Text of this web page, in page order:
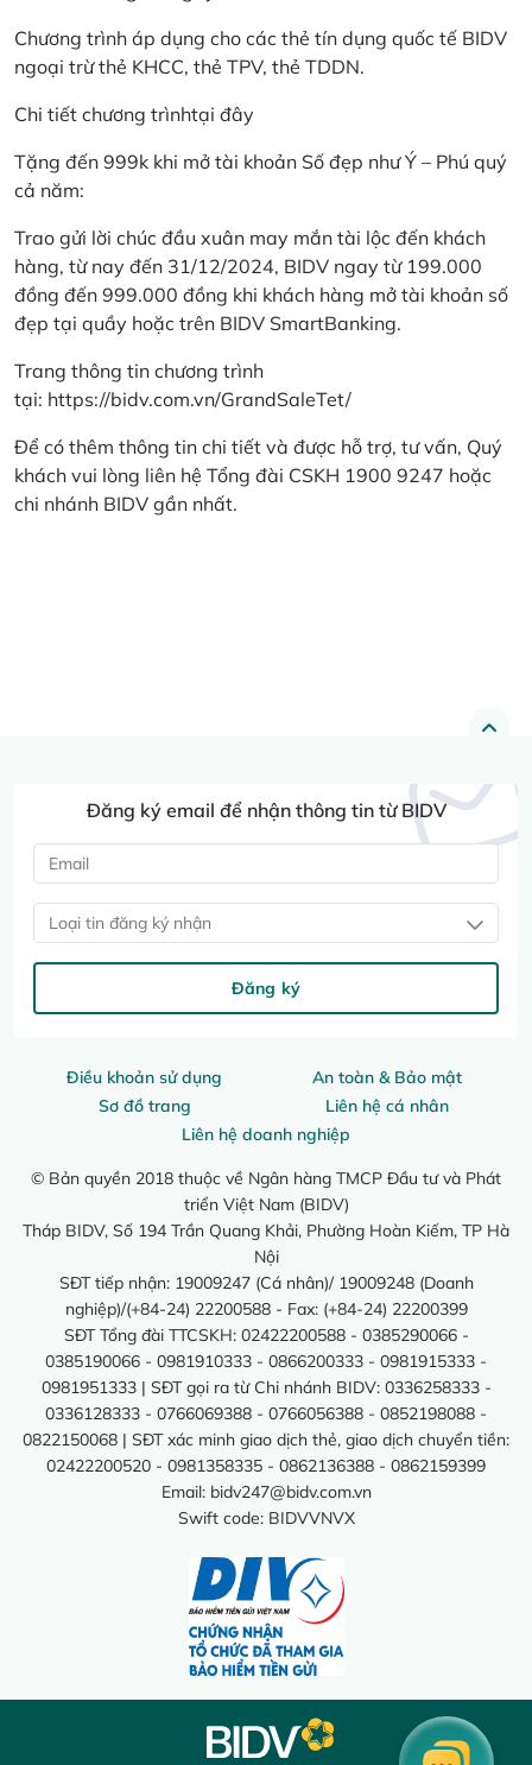
Chương trình áp dụng cho các thẻ tín dụng quốc tế BIDV
ngoại trừ thẻ KHCC, thẻ TPV, thẻ TDDN.
Chi tiết chương trìnhtại đây
Tặng đến 999k khi mở tài khoản Số đẹp như Ý – Phú quý
cả năm:
Trao gửi lời chúc đầu xuân may mắn tài lộc đến khách
hàng, từ nay đến 31/12/2024, BIDV ngay từ 199.000
đồng đến 999.000 đồng khi khách hàng mở tài khoản số
đẹp tại quầy hoặc trên BIDV SmartBanking.
Trang thông tin chương trình
tại: https://bidv.com.vn/GrandSaleTet/
Để có thêm thông tin chi tiết và được hỗ trợ, tư vấn, Quý
khách vui lòng liên hệ Tổng đài CSKH 1900 9247 hoặc
chi nhánh BIDV gần nhất.
Điều khoản sử dụng
An toàn & Bảo mật
Sơ đồ trang
Liên hệ cá nhân
Liên hệ doanh nghiệp
© Bản quyền 2018 thuộc về Ngân hàng TMCP Đầu tư và Phát
triển Việt Nam (BIDV)
Tháp BIDV, Số 194 Trần Quang Khải, Phường Hoàn Kiếm, TP Hà
Nội
SĐT tiếp nhận: 19009247 (Cá nhân)/ 19009248 (Doanh
nghiệp)/(+84-24) 22200588 - Fax: (+84-24) 22200399
SĐT Tổng đài TTCSKH: 02422200588 - 0385290066 -
0385190066 - 0981910333 - 0866200333 - 0981915333 -
0981951333 | SĐT gọi ra từ Chi nhánh BIDV: 0336258333 -
0336128333 - 0766069388 - 0766056388 - 0852198088 -
0822150068 | SĐT xác minh giao dịch thẻ, giao dịch chuyển tiền:
02422200520 - 0981358335 - 0862136388 - 0862159399
Email: bidv247@bidv.com.vn
Swift code: BIDVVNVX
Đăng ký email để nhận thông tin từ BIDV
Loại tin đăng ký nhận
Đăng ký